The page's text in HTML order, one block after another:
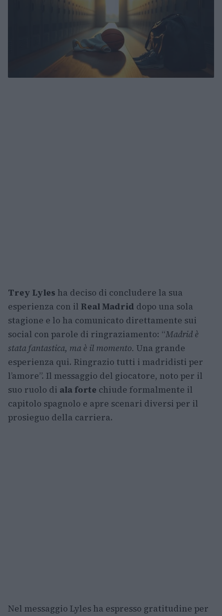
Trey Lyles ha deciso di concludere la sua
esperienza con il Real Madrid dopo una sola
stagione e lo ha comunicato direttamente sui
social con parole di ringraziamento: “Madrid è
stata fantastica, ma è il momento. Una grande
esperienza qui. Ringrazio tutti i madridisti per
l’amore”. Il messaggio del giocatore, noto per il
suo ruolo di ala forte chiude formalmente il
capitolo spagnolo e apre scenari diversi per il
prosieguo della carriera.
Nel messaggio Lyles ha espresso gratitudine per